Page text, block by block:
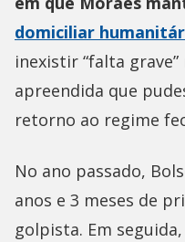
domiciliar
inexistir “falta
apreendida que
retorno ao regime
No ano passado,
anos e 3 meses de
golpista. Em